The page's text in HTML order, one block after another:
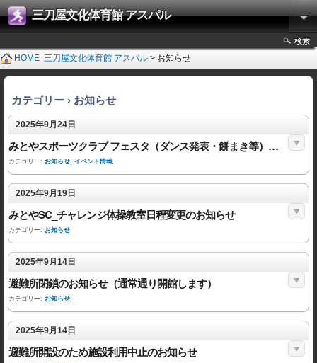
三刀屋文化体育館 アスパル
検索
HOME 三刀屋文化体育館 アスパル > お知らせ
カテゴリー › お知らせ
2025年9月24日
みとやスポーツクラブ フェスタ（ダンス発表・餅まき等）開催！！
カテゴリー: お知らせ, イベント情報
2025年9月19日
みとやSC_チャレンジ体操教室日程変更のお知らせ
カテゴリー: お知らせ
2025年9月14日
避難所閉鎖のお知らせ（通常通り開館します）
カテゴリー: お知らせ
2025年9月14日
避難所開設のため施設利用中止のお知らせ